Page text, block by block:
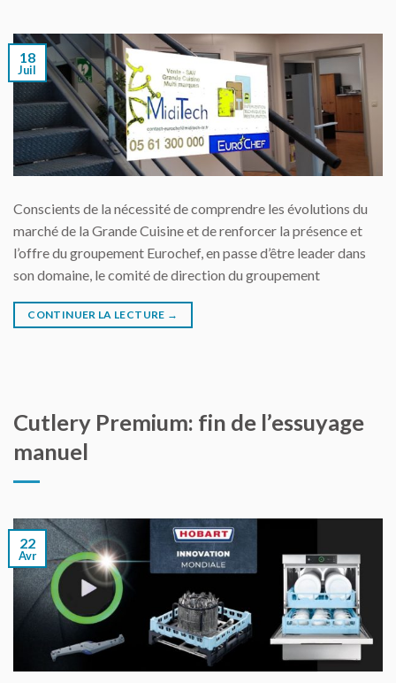
18
Juil
Conscients de la nécessité de comprendre les évolutions du
marché de la Grande Cuisine et de renforcer la présence et
l’offre du groupement Eurochef, en passe d’être leader dans
son domaine, le comité de direction du groupement
CONTINUER LA LECTURE →
Cutlery Premium: fin de l’essuyage
manuel
22
Avr